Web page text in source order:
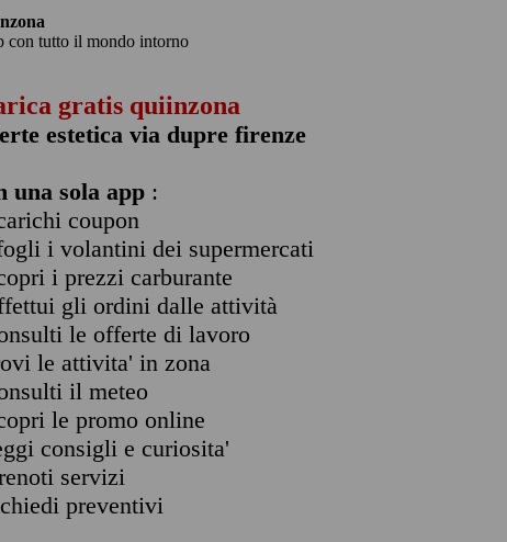
con tutto il mondo intorno
gratis quiinzona
estetica via dupre firenze
una sola app :
coupon
i volantini dei supermercati
i prezzi carburante
gli ordini dalle attività
le offerte di lavoro
le attivita' in zona
il meteo
le promo online
consigli e curiosita'
servizi
preventivi